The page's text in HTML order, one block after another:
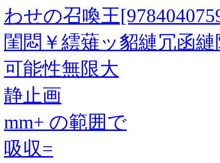
わせの召喚王
閨悶￥繧薙ッ貂縺冗函
可能性無限大
静止画
mm+ の範囲で
吸収=